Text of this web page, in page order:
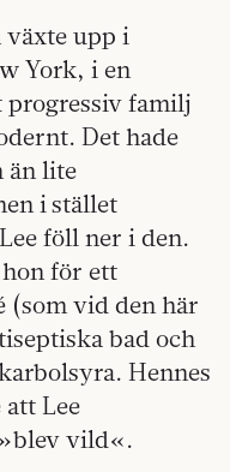
växte upp i
York, i en
familj
Det hade
än lite
i stället
föll ner i den.
för ett
(som vid den här
bad och
Hennes
att Lee
vild«.